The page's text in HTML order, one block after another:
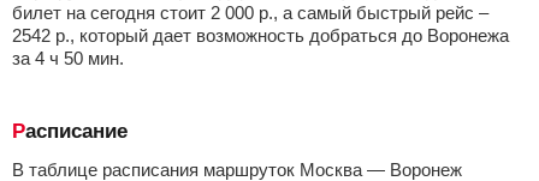
билет на сегодня стоит 2 000 р., а самый быстрый рейс –
2542 р., который дает возможность добраться до Воронежа
за 4 ч 50 мин.
Расписание
В таблице расписания маршруток Москва — Воронеж